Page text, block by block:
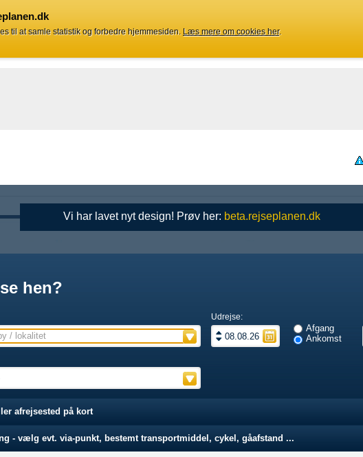
til at samle statistik og forbedre hjemmesiden. Læs mere om cookies her.
Vi har lavet nyt design! Prøv her: beta.rejseplanen.dk
hen?
/ lokalitet
Udrejse:
Afgang
Ankomst
afrejsested på kort
- vælg evt. via-punkt, bestemt transportmiddel, cykel, gåafstand ...